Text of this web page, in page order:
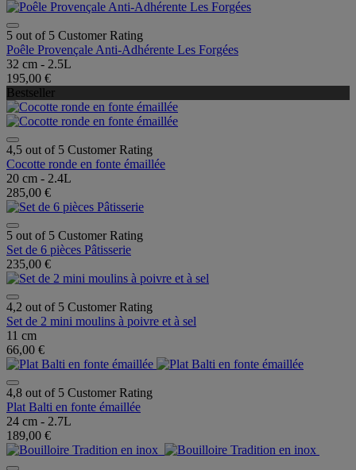
5 out of 5 Customer Rating
Poêle Provençale Anti-Adhérente Les Forgées
32 cm - 2.5L
195,00 €
Bestseller
4,5 out of 5 Customer Rating
Cocotte ronde en fonte émaillée
20 cm - 2.4L
285,00 €
5 out of 5 Customer Rating
Set de 6 pièces Pâtisserie
235,00 €
4,2 out of 5 Customer Rating
Set de 2 mini moulins à poivre et à sel
11 cm
66,00 €
4,8 out of 5 Customer Rating
Plat Balti en fonte émaillée
24 cm - 2.7L
189,00 €